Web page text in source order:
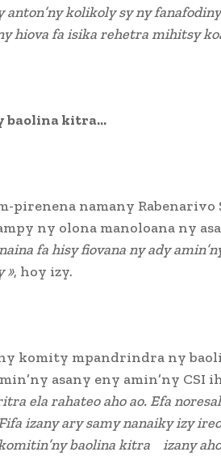
kolikoly sy ny
hiova fa isika rehetra mihitsy
baolina kitra…
pirenena namany Rabenarivo
ny olona manoloana ny
fa hisy fiovana ny ady
», hoy izy.
komity mpandrindra ny
asany eny amin’ny CSI
ela rahateo aho ao. Efa
izany ary samy nanaiky izy
baolina kitra izany